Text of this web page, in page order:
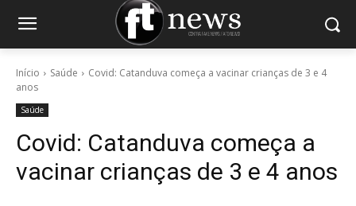
Início Saúde
Covid: Catanduva começa a vacinar crianças de 3 e 4
anos
Saúde
Covid: Catanduva começa a
vacinar crianças de 3 e 4 anos